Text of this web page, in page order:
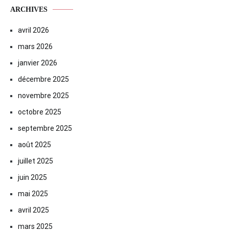
ARCHIVES
avril 2026
mars 2026
janvier 2026
décembre 2025
novembre 2025
octobre 2025
septembre 2025
août 2025
juillet 2025
juin 2025
mai 2025
avril 2025
mars 2025